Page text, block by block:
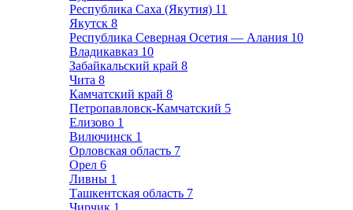
Республика Саха (Якутия) 11
Якутск 8
Республика Северная Осетия — Алания 10
Владикавказ 10
Забайкальский край 8
Чита 8
Камчатский край 8
Петропавловск-Камчатский 5
Елизово 1
Вилючинск 1
Орловская область 7
Орел 6
Ливны 1
Ташкентская область 7
Чирчик 1